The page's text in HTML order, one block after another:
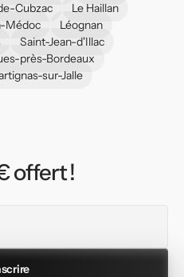
Cubzac
Le Haillan
Médoc
Léognan
Saint-Jean-d'Illac
près-Bordeaux
sur-Jalle
offert !